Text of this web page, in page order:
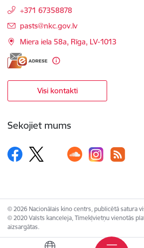
+371 67358878
E-pasts:
pasts@nkc.gov.lv
Miera iela 58a, Rīga, LV-1013
Visi kontakti
Sekojiet mums
© 2026 Nacionālais kino centrs, publicētā satura
© 2020 Valsts kanceleja, Tīmekļvietņu vienotās
aizsargātas.